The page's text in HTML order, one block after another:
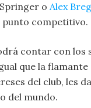
o Alex
punto competitivo.
contar con los
que la
del club, les
del mundo.